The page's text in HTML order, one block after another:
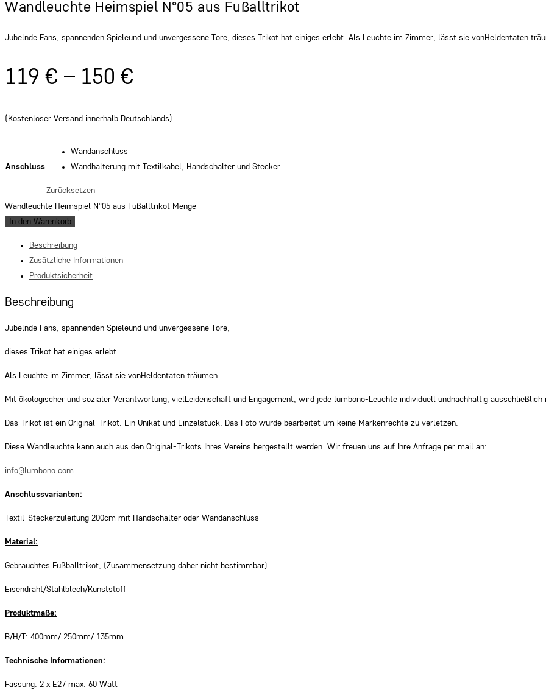
Wandleuchte Heimspiel N°05 aus Fußalltrikot
Jubelnde Fans, spannenden Spieleund und unvergessene Tore, dieses Trikot hat einiges erlebt. Als Leuchte im Zimmer, lässt sie vonHeldentaten
119 € – 150 €
(Kostenloser Versand innerhalb Deutschlands)
Anschluss
Wandanschluss
Wandhalterung mit Textilkabel, Handschalter und Stecker
Zurücksetzen
Wandleuchte Heimspiel N°05 aus Fußalltrikot Menge
In den Warenkorb
Beschreibung
Zusätzliche Informationen
Produktsicherheit
Beschreibung
Jubelnde Fans, spannenden Spieleund und unvergessene Tore,
dieses Trikot hat einiges erlebt.
Als Leuchte im Zimmer, lässt sie vonHeldentaten träumen.
Mit ökologischer und sozialer Verantwortung, vielLeidenschaft und Engagement, wird jede lumbono-Leuchte individuell undnachhaltig ausschließlich
Das Trikot ist ein Original-Trikot. Ein Unikat und Einzelstück. Das Foto wurde bearbeitet um keine Markenrechte zu verletzen.
Diese Wandleuchte kann auch aus den Original-Trikots Ihres Vereins hergestellt werden. Wir freuen uns auf Ihre Anfrage per mail an:
info@lumbono.com
Anschlussvarianten:
Textil-Steckerzuleitung 200cm mit Handschalter oder Wandanschluss
Material:
Gebrauchtes Fußballtrikot, (Zusammensetzung daher nicht bestimmbar)
Eisendraht/Stahlblech/Kunststoff
Produktmaße:
B/H/T: 400mm/ 250mm/ 135mm
Technische Informationen:
Fassung: 2 x E27 max. 60 Watt